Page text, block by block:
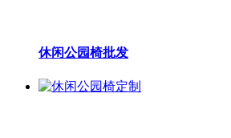
休闲公园椅批发